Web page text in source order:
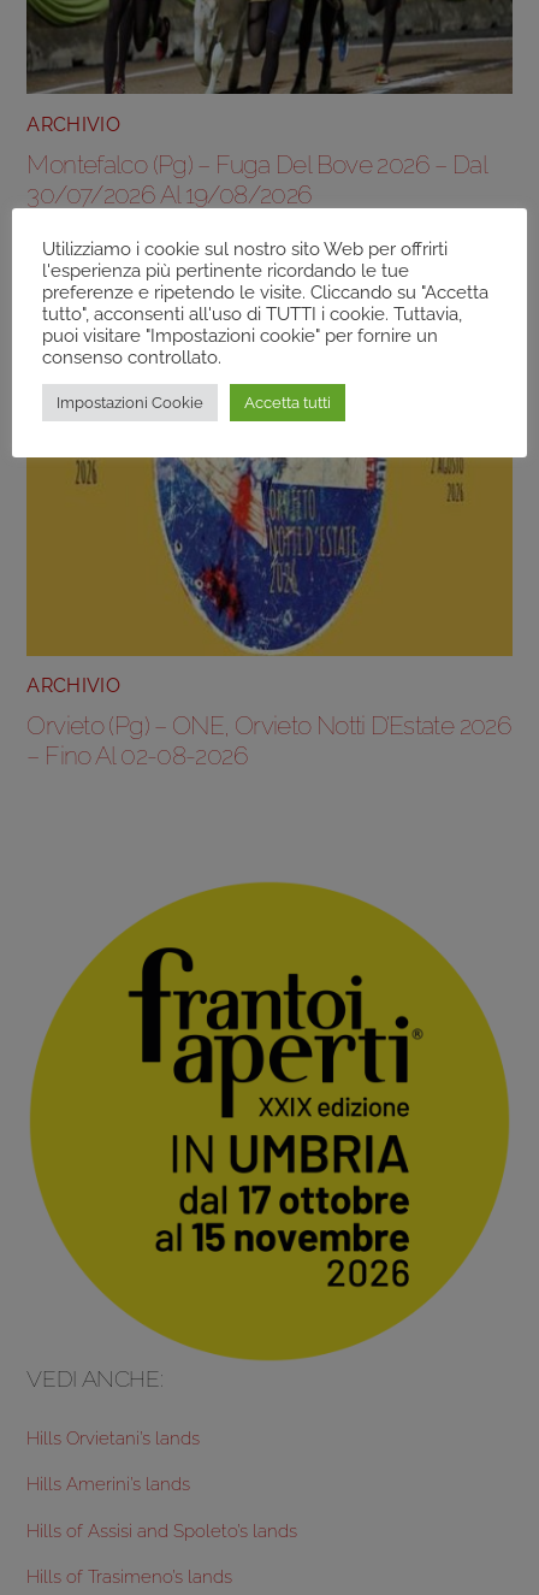
ARCHIVIO
Montefalco (Pg) – Fuga Del Bove 2026 – Dal
30/07/2026 Al 19/08/2026
ARCHIVIO
Orvieto (Pg) – ONE, Orvieto Notti D’Estate 2026
– Fino Al 02-08-2026
VEDI ANCHE:
Hills Orvietani’s lands
Hills Amerini’s lands
Hills of Assisi and Spoleto’s lands
Hills of Trasimeno’s lands
Utilizziamo i cookie sul nostro sito Web per offrirti
l'esperienza più pertinente ricordando le tue
preferenze e ripetendo le visite. Cliccando su "Accetta
tutto", acconsenti all'uso di TUTTI i cookie. Tuttavia,
puoi visitare "Impostazioni cookie" per fornire un
consenso controllato.
Impostazioni Cookie Accetta tutti